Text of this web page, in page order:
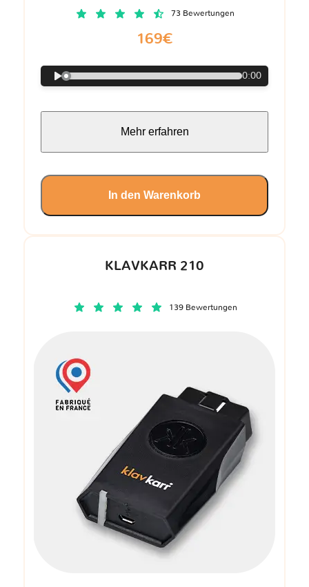
KLAVKARR 210
139 Bewertungen
73 Bewertungen
169€
0:00
Mehr erfahren
In den Warenkorb